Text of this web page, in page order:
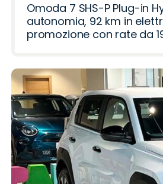
Omoda 7 SHS-P Plug-in
autonomia, 92 km in
promozione con rate da